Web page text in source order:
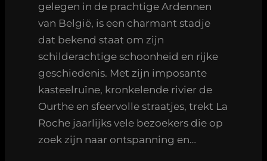
gelegen in de prachtige Ardennen
van België, is een charmant stadje
dat bekend staat om zijn
schilderachtige schoonheid en rijke
geschiedenis. Met zijn imposante
kasteelruïne, kronkelende rivier de
Ourthe en sfeervolle straatjes, trekt La
Roche jaarlijks vele bezoekers die op
zoek zijn naar ontspanning en…